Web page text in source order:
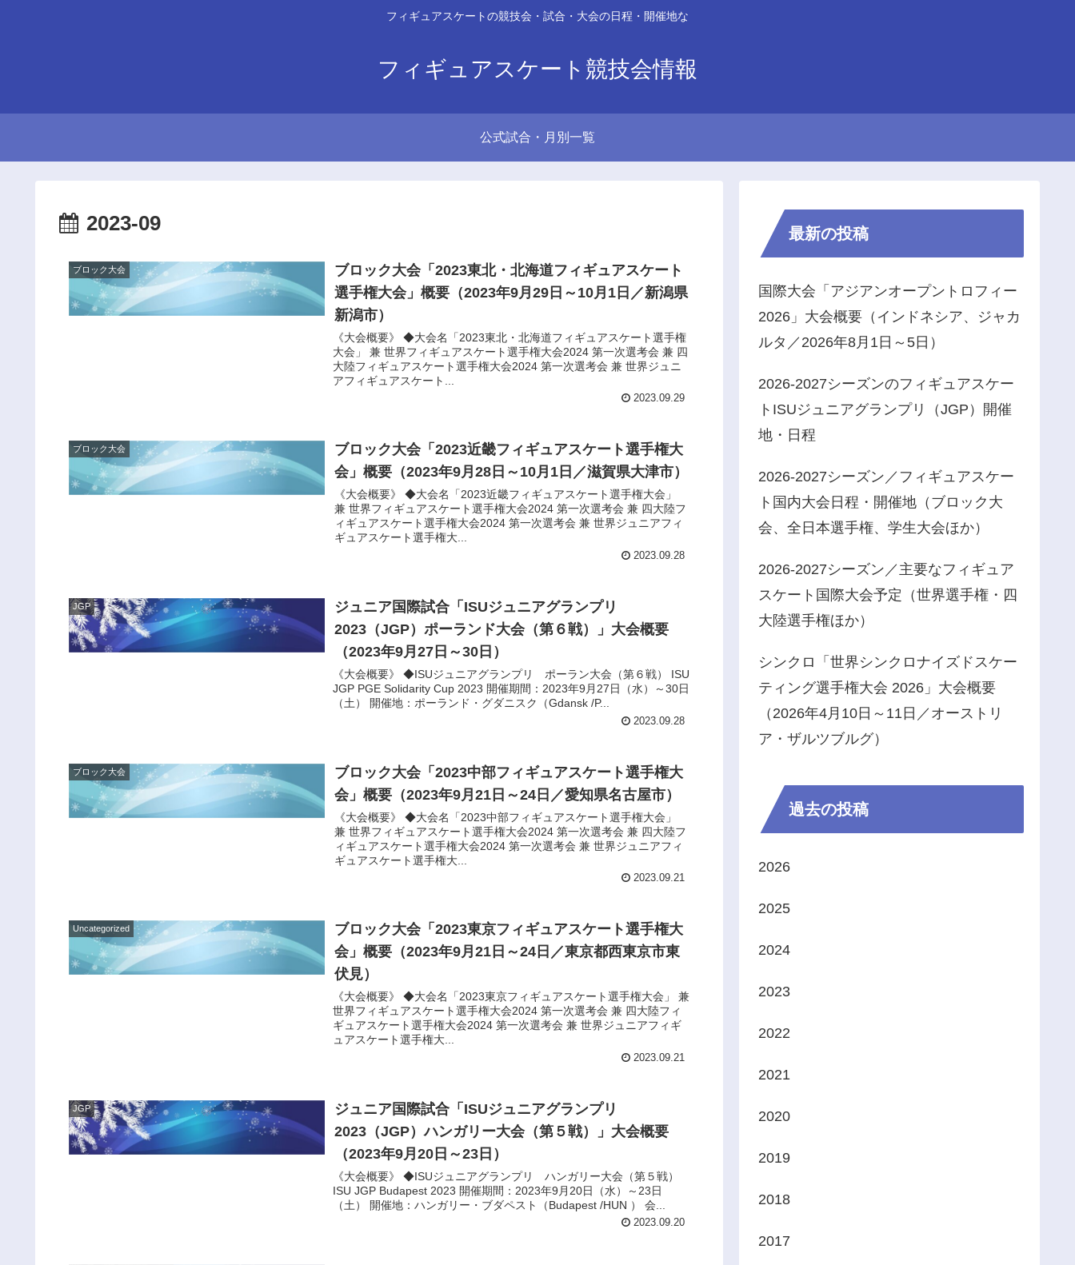
フィギュアスケートの競技会・試合・大会の日程・開催地な
フィギュアスケート競技会情報
公式試合・月別一覧
2023-09
ブロック大会
ブロック大会「2023東北・北海道フィギュアスケート
選手権大会」概要（2023年9月29日～10月1日／新潟県
新潟市）
《大会概要》 ◆大会名「2023東北・北海道フィギュアスケート選手権
大会」 兼 世界フィギュアスケート選手権大会2024 第一次選考会 兼 四
大陸フィギュアスケート選手権大会2024 第一次選考会 兼 世界ジュニ
アフィギュアスケート...
2023.09.29
ブロック大会
ブロック大会「2023近畿フィギュアスケート選手権大
会」概要（2023年9月28日～10月1日／滋賀県大津市）
《大会概要》 ◆大会名「2023近畿フィギュアスケート選手権大会」
兼 世界フィギュアスケート選手権大会2024 第一次選考会 兼 四大陸フ
ィギュアスケート選手権大会2024 第一次選考会 兼 世界ジュニアフィ
ギュアスケート選手権大...
2023.09.28
JGP
ジュニア国際試合「ISUジュニアグランプリ
2023（JGP）ポーランド大会（第６戦）」大会概要
（2023年9月27日～30日）
《大会概要》 ◆ISUジュニアグランプリ ポーラン大会（第６戦） ISU
JGP PGE Solidarity Cup 2023 開催期間：2023年9月27日（水）～30日
（土） 開催地：ポーランド・グダニスク（Gdansk /P...
2023.09.28
ブロック大会
ブロック大会「2023中部フィギュアスケート選手権大
会」概要（2023年9月21日～24日／愛知県名古屋市）
《大会概要》 ◆大会名「2023中部フィギュアスケート選手権大会」
兼 世界フィギュアスケート選手権大会2024 第一次選考会 兼 四大陸フ
ィギュアスケート選手権大会2024 第一次選考会 兼 世界ジュニアフィ
ギュアスケート選手権大...
2023.09.21
Uncategorized
ブロック大会「2023東京フィギュアスケート選手権大
会」概要（2023年9月21日～24日／東京都西東京市東
伏見）
《大会概要》 ◆大会名「2023東京フィギュアスケート選手権大会」 兼
世界フィギュアスケート選手権大会2024 第一次選考会 兼 四大陸フィ
ギュアスケート選手権大会2024 第一次選考会 兼 世界ジュニアフィギ
ュアスケート選手権大...
2023.09.21
JGP
ジュニア国際試合「ISUジュニアグランプリ
2023（JGP）ハンガリー大会（第５戦）」大会概要
（2023年9月20日～23日）
《大会概要》 ◆ISUジュニアグランプリ ハンガリー大会（第５戦）
ISU JGP Budapest 2023 開催期間：2023年9月20日（水）～23日
（土） 開催地：ハンガリー・ブダペスト（Budapest /HUN ） 会...
2023.09.20
最新の投稿
国際大会「アジアンオープントロフィー
2026」大会概要（インドネシア、ジャカ
ルタ／2026年8月1日～5日）
2026-2027シーズンのフィギュアスケー
トISUジュニアグランプリ（JGP）開催
地・日程
2026-2027シーズン／フィギュアスケー
ト国内大会日程・開催地（ブロック大
会、全日本選手権、学生大会ほか）
2026-2027シーズン／主要なフィギュア
スケート国際大会予定（世界選手権・四
大陸選手権ほか）
シンクロ「世界シンクロナイズドスケー
ティング選手権大会 2026」大会概要
（2026年4月10日～11日／オーストリ
ア・ザルツブルグ）
過去の投稿
2026
2025
2024
2023
2022
2021
2020
2019
2018
2017